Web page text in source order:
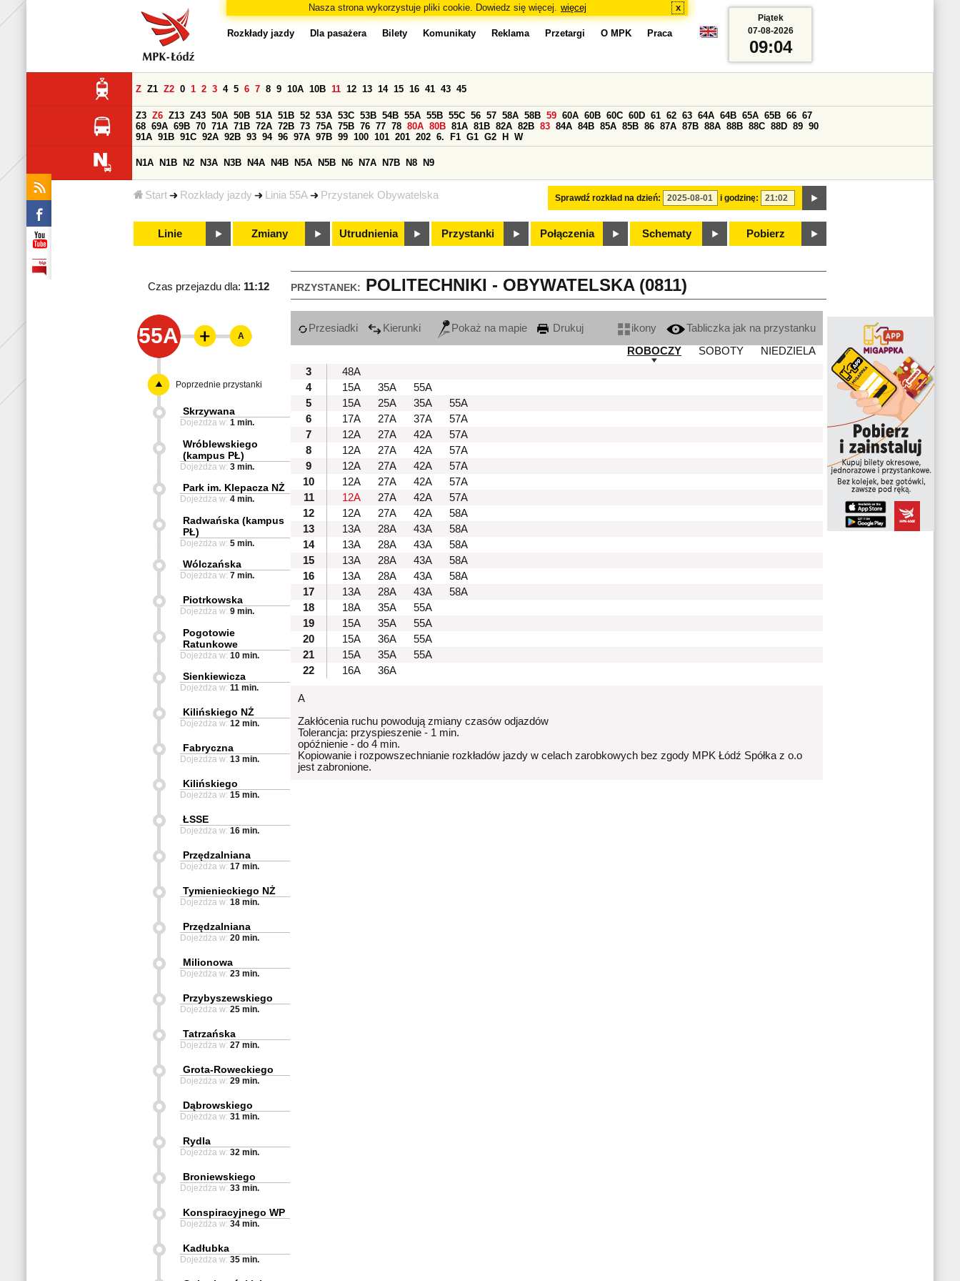
Nasza strona wykorzystuje pliki cookie. Dowiedz się więcej. więcej x
Start Rozkłady jazdy Linia 55A Przystanek Obywatelska
Rozkłady jazdy Dla pasażera Bilety Komunikaty Reklama Przetargi O MPK Praca
Sprawdź rozkład na dzień: i godzinę:
Z Z1 Z2 0 1 2 3 4 5 6 7 8 9 10A 10B 11 12 13 14 15 16 41 43 45
Z3 Z6 Z13 Z43 50A 50B 51A 51B 52 53A 53C 53B 54B 55A 55B 55C 56 57 58A 58B 59 60A 60B 60C 60D 61 62 63 64A 64B 65A 65B 66 67
68 69A 69B 70 71A 71B 72A 72B 73 75A 75B 76 77 78 80A 80B 81A 81B 82A 82B 83 84A 84B 85A 85B 86 87A 87B 88A 88B 88C 88D 89 90
91A 91B 91C 92A 92B 93 94 96 97A 97B 99 100 101 201 202 6. F1 G1 G2 H W
N1A N1B N2 N3A N3B N4A N4B N5A N5B N6 N7A N7B N8 N9
Linie Zmiany Utrudnienia Przystanki Połączenia Schematy Pobierz
Piątek
07-08-2026
09:04
PRZYSTANEK: POLITECHNIKI - OBYWATELSKA (0811)
Czas przejazdu dla: 11:12
55A Przesiadki Kierunki Pokaż na mapie Drukuj ikony
Tabliczka jak na przystanku
ROBOCZY
SOBOTY
NIEDZIELA
3
48A
4
15A 35A
55A
5
15A 25A 35A
55A
6
17A 27A 37A
57A
7
12A 27A 42A
57A
8
12A 27A 42A
57A
9
12A 27A 42A
57A
10
12A 27A 42A
57A
11
12A 27A 42A
57A
12
12A 27A 42A
58A
13
13A 28A 43A
58A
14
13A 28A 43A
58A
15
13A 28A 43A
58A
16
13A 28A 43A
58A
17
13A 28A 43A
58A
18
18A 35A
55A
19
15A 35A
55A
20
15A 36A
55A
21
15A 35A
55A
22
16A 36A
A
Zakłócenia ruchu powodują zmiany czasów odjazdów
Tolerancja: przyspieszenie - 1 min.
opóźnienie - do 4 min.
Kopiowanie i rozpowszechnianie rozkładów jazdy w celach zarobkowych bez zgody MPK Łódź Spółka z o.o
jest zabronione.
A
Poprzednie przystanki
Skrzywana
Dojeżdża w: 1 min.
Wróblewskiego
(kampus PŁ)
Dojeżdża w: 3 min.
Park im. Klepacza NŻ
Dojeżdża w: 4 min.
Radwańska (kampus
PŁ)
Dojeżdża w: 5 min.
Wólczańska
Dojeżdża w: 7 min.
Piotrkowska
Dojeżdża w: 9 min.
Pogotowie
Ratunkowe
Dojeżdża w: 10 min.
Sienkiewicza
Dojeżdża w: 11 min.
Kilińskiego NŻ
Dojeżdża w: 12 min.
Fabryczna
Dojeżdża w: 13 min.
Kilińskiego
Dojeżdża w: 15 min.
ŁSSE
Dojeżdża w: 16 min.
Przędzalniana
Dojeżdża w: 17 min.
Tymienieckiego NŻ
Dojeżdża w: 18 min.
Przędzalniana
Dojeżdża w: 20 min.
Milionowa
Dojeżdża w: 23 min.
Przybyszewskiego
Dojeżdża w: 25 min.
Tatrzańska
Dojeżdża w: 27 min.
Grota-Roweckiego
Dojeżdża w: 29 min.
Dąbrowskiego
Dojeżdża w: 31 min.
Rydla
Dojeżdża w: 32 min.
Broniewskiego
Dojeżdża w: 33 min.
Konspiracyjnego WP
Dojeżdża w: 34 min.
Kadłubka
Dojeżdża w: 35 min.